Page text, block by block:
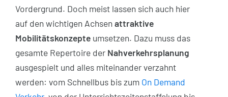
Vordergrund. Doch meist lassen sich auch hier
auf den wichtigen Achsenattraktive
Mobilitätskonzepte umsetzen. Dazu muss das
gesamte Repertoire der Nahverkehrsplanung
ausgespielt und alles miteinander verzahnt
werden: vom Schnellbus bis zum On Demand